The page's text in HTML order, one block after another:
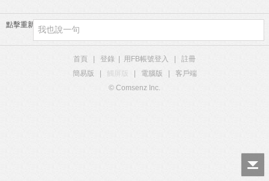
點擊重新加載
首頁 登錄 用FB帳號登入
註冊
簡易版
觸屏版 電腦版
客戶端
© Comsenz Inc.